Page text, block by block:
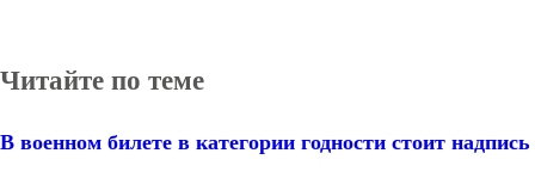
Читайте по теме
В военном билете в категории годности стоит надпись